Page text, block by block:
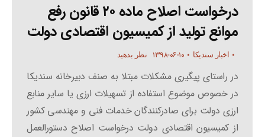
درخواست اصلاح ماده ۲۰ قانون رفع
موانع تولید از کمیسیون اقتصادی دولت
اخبار سندیکا ۱۳۹۸-۰۶-۱۰ نظر بدهید
در راستای پیگیری مشکلات مبتلا به صنف دبیرخانه سندیکا
در خصوص موضوع استفاده از تسهیلات ارزی یا سایر منابع
ارزی دولت برای صادرکنندگان خدمات فنی و مهندسی کشور
از کمیسیون اقتصادی دولت درخواست اصلاح دستورالعمل